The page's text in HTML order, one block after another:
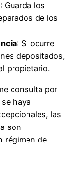
: Guarda los
de los
: Si ocurre
depositados,
propietario.
consulta por
haya
las
son
régimen de